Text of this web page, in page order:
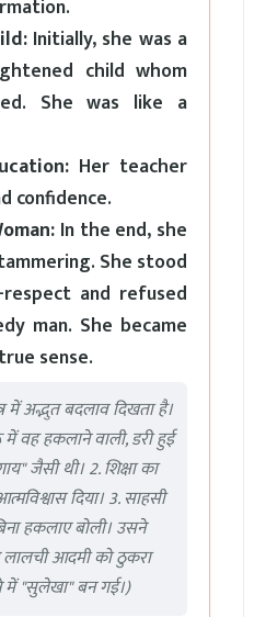
Initially, she was a
child whom
She was like a
Her teacher
confidence.
In the end, she
She stood
and refused
man. She became
sense.
में अद्भुत बदलाव दिखता है।
में वह हकलाने वाली, डरी हुई
जैसी थी। 2. शिक्षा का
दिया। 3. साहसी
हकलाए बोली। उसने
आदमी को ठुकरा
में "सुलेखा" बन गई।)